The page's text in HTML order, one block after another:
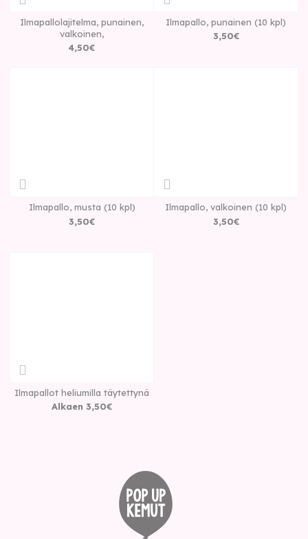
Ilmapallolajitelma, punainen,
valkoinen,
4,50€
Ilmapallo, punainen (10 kpl)
3,50€
Ilmapallo, musta (10 kpl)
3,50€
Ilmapallo, valkoinen (10 kpl)
3,50€
Ilmapallot heliumilla täytettynä
Alkaen 3,50€